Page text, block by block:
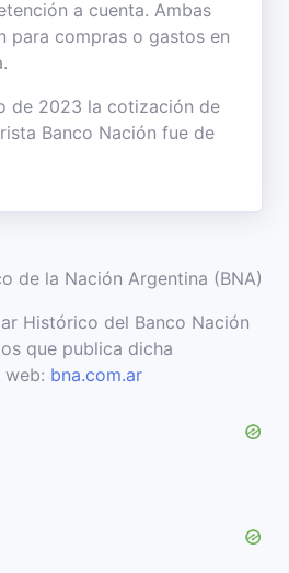
a cuenta. Ambas
para compras o gastos en
de 2023 la cotización de
Banco Nación fue de
de la Nación Argentina (BNA)
Histórico del Banco Nación
que publica dicha
bna.com.ar